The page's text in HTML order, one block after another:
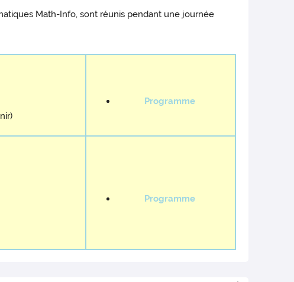
Math-Info, sont réunis pendant une journée
Programme
Programme